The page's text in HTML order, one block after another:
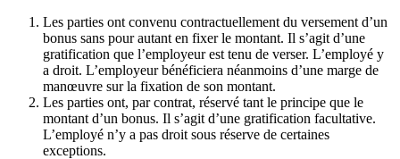
Les parties ont convenu contractuellement du versement d’un
bonus sans pour autant en fixer le montant. Il s’agit d’une
gratification que l’employeur est tenu de verser. L’employé y
a droit. L’employeur bénéficiera néanmoins d’une marge de
manœuvre sur la fixation de son montant.
Les parties ont, par contrat, réservé tant le principe que le
montant d’un bonus. Il s’agit d’une gratification facultative.
L’employé n’y a pas droit sous réserve de certaines
exceptions.